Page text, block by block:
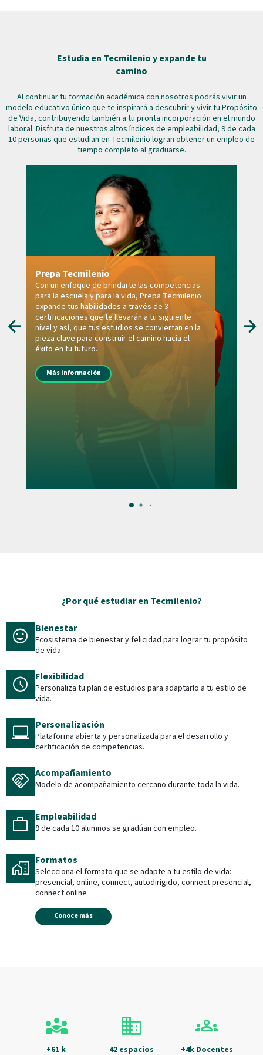
Estudia en Tecmilenio y expande tu
camino
Al continuar tu formación académica con nosotros podrás vivir un
modelo educativo único que te inspirará a descubrir y vivir tu Propósito
de Vida, contribuyendo también a tu pronta incorporación en el mundo
laboral. Disfruta de nuestros altos índices de empleabilidad, 9 de cada
10 personas que estudian en Tecmilenio logran obtener un empleo de
tiempo completo al graduarse.
Prepa Tecmilenio
Con un enfoque de brindarte las competencias
para la escuela y para la vida, Prepa Tecmilenio
expande tus habilidades a través de 3
certificaciones que te llevarán a tu siguiente
nivel y así, que tus estudios se conviertan en la
pieza clave para construir el camino hacia el
éxito en tu futuro.
Más información
¿Por qué estudiar en Tecmilenio?
mood Bienestar
Ecosistema de bienestar y felicidad para lograr tu propósito
de vida.
schedule Flexibilidad
Personaliza tu plan de estudios para adaptarlo a tu estilo de
vida.
laptop_windows Personalización
Plataforma abierta y personalizada para el desarrollo y
certificación de competencias.
handshake Acompañamiento
Modelo de acompañamiento cercano durante toda la vida.
work Empleabilidad
9 de cada 10 alumnos se gradúan con empleo.
home_work Formatos
Selecciona el formato que se adapte a tu estilo de vida:
presencial, online, connect, autodirigido, connect presencial,
connect online
Conoce más
diversity_3
+61 k
domain
42 espacios
groups
+4k Docentes